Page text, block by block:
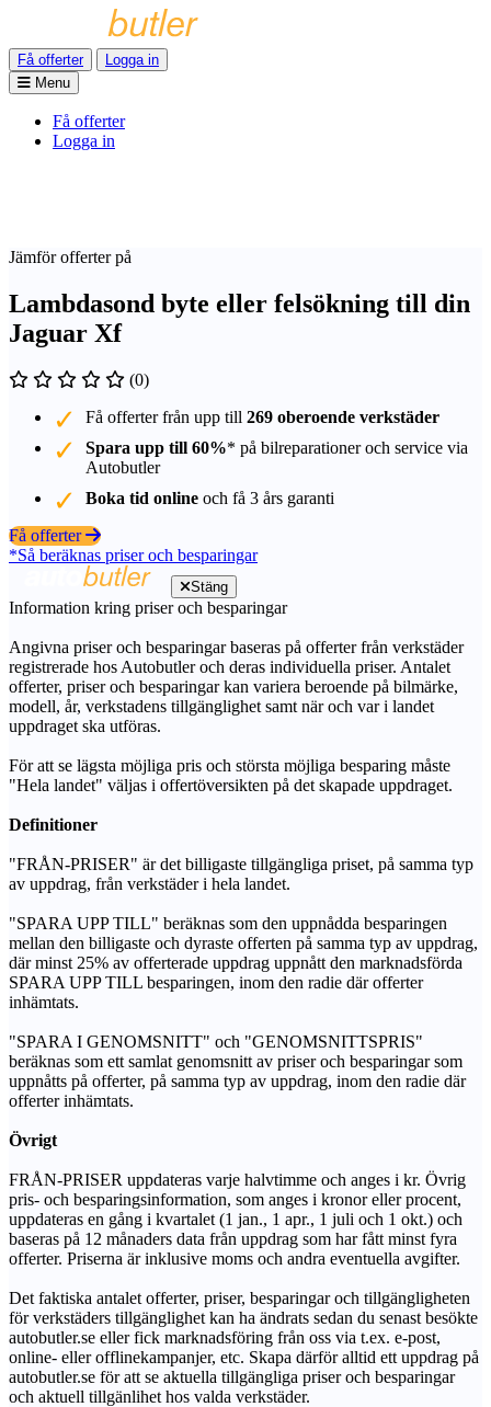
Få offerter
Logga in
Menu
Få offerter
Logga in
Jämför offerter på
Lambdasond byte eller felsökning till din
Jaguar Xf
(0)
Få offerter från upp till 269 oberoende verkstäder
Spara upp till 60%* på bilreparationer och service via
Autobutler
Boka tid online och få 3 års garanti
Få offerter
*Så beräknas priser och besparingar
Stäng
Information kring priser och besparingar
Angivna priser och besparingar baseras på offerter från verkstäder
registrerade hos Autobutler och deras individuella priser. Antalet
offerter, priser och besparingar kan variera beroende på bilmärke,
modell, år, verkstadens tillgänglighet samt när och var i landet
uppdraget ska utföras.
För att se lägsta möjliga pris och största möjliga besparing måste
"Hela landet" väljas i offertöversikten på det skapade uppdraget.
Definitioner
"FRÅN-PRISER" är det billigaste tillgängliga priset, på samma typ
av uppdrag, från verkstäder i hela landet.
"SPARA UPP TILL" beräknas som den uppnådda besparingen
mellan den billigaste och dyraste offerten på samma typ av uppdrag,
där minst 25% av offerterade uppdrag uppnått den marknadsförda
SPARA UPP TILL besparingen, inom den radie där offerter
inhämtats.
"SPARA I GENOMSNITT" och "GENOMSNITTSPRIS"
beräknas som ett samlat genomsnitt av priser och besparingar som
uppnåtts på offerter, på samma typ av uppdrag, inom den radie där
offerter inhämtats.
Övrigt
FRÅN-PRISER uppdateras varje halvtimme och anges i kr. Övrig
pris- och besparingsinformation, som anges i kronor eller procent,
uppdateras en gång i kvartalet (1 jan., 1 apr., 1 juli och 1 okt.) och
baseras på 12 månaders data från uppdrag som har fått minst fyra
offerter. Priserna är inklusive moms och andra eventuella avgifter.
Det faktiska antalet offerter, priser, besparingar och tillgängligheten
för verkstäders tillgänglighet kan ha ändrats sedan du senast besökte
autobutler.se eller fick marknadsföring från oss via t.ex. e-post,
online- eller offlinekampanjer, etc. Skapa därför alltid ett uppdrag på
autobutler.se för att se aktuella tillgängliga priser och besparingar
och aktuell tillgänlihet hos valda verkstäder.